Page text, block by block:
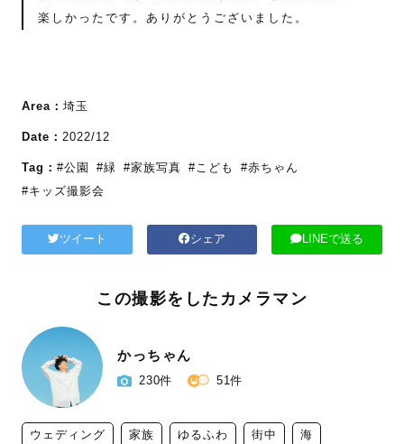
楽しかったです。ありがとうございました。
Area： 埼玉
Date： 2022/12
Tag： #公園 #緑 #家族写真 #こども
#赤ちゃん
#キッズ撮影会
ツイート シェア LINEで送る
この撮影をしたカメラマン
かっちゃん
230件 51件
ウェディング 家族 ゆるふわ 街中 海